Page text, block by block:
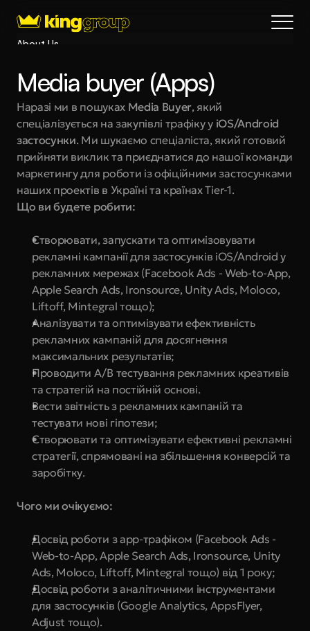
About Us
Services
Process
Coming Soon
King Interns
Legal
404
Book a call
Media buyer (Apps)
Наразі ми в пошуках Media Buyer, який
спеціалізується на закупівлі трафіку у iOS/Android
застосунки. Ми шукаємо спеціаліста, який готовий
прийняти виклик та приєднатися до нашої команди
маркетингу для роботи із офіційними застосунками
наших проектів в Україні та країнах Tier-1.
Що ви будете робити:
Створювати, запускати та оптимізовувати
рекламні кампанії для застосунків iOS/Android у
рекламних мережах (Facebook Ads - Web-to-App,
Apple Search Ads, Ironsource, Unity Ads, Moloco,
Liftoff, Mintegral тощо);
Аналізувати та оптимізувати ефективність
рекламних кампаній для досягнення
максимальних результатів;
Проводити A/B тестування рекламних креативів
та стратегій на постійній основі.
Вести звітність з рекламних кампаній та
тестувати нові гіпотези;
Створювати та оптимізувати ефективні рекламні
стратегії, спрямовані на збільшення конверсій та
заробітку.
Чого ми очікуємо:
Досвід роботи з app-трафіком (Facebook Ads -
Web-to-App, Apple Search Ads, Ironsource, Unity
Ads, Moloco, Liftoff, Mintegral тощо) від 1 року;
Досвід роботи з аналітичними інструментами
для застосунків (Google Analytics, AppsFlyer,
Adjust тощо).